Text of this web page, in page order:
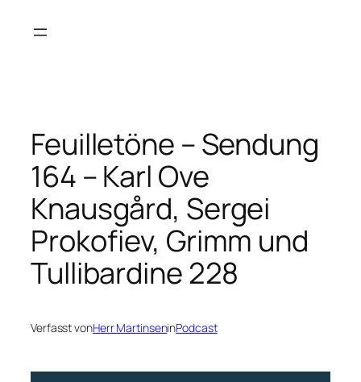
Inhalt
Feuilletöne – Sendung
164 – Karl Ove
Knausgård, Sergei
Prokofiev, Grimm und
Tullibardine 228
Verfasst vonHerr MartinseninPodcast